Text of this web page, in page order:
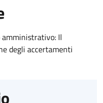
amministrativo: Il
degli accertamenti